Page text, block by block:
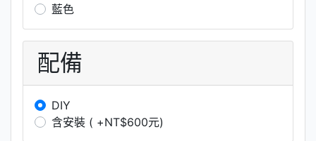
藍色
配備
DIY
含安裝 ( +NT$600元)